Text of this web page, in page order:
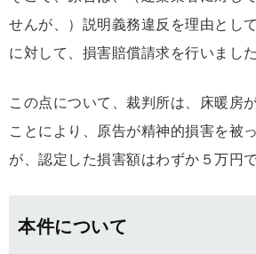
せんが、）説明義務違反を理由とし
に対して、損害賠償請求を行いました
この点について、裁判所は、床暖房
ことにより、原告が精神的損害を被
が、認定した損害額はわずか５万円で
本件について